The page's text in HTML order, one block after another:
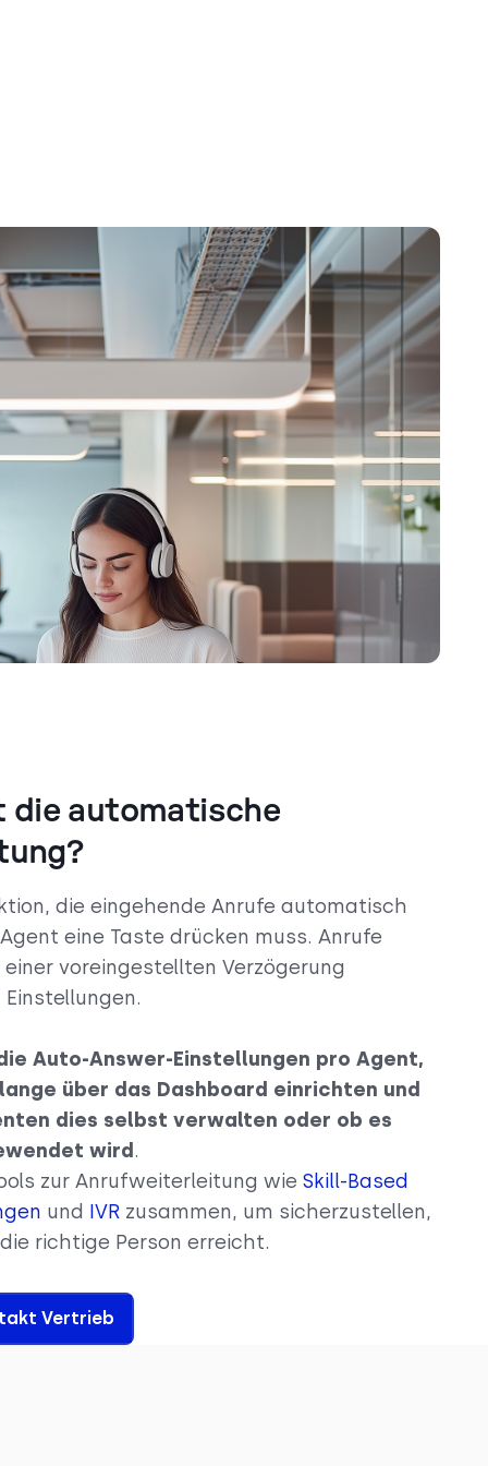
automatische
die eingehende Anrufe automatisch
eine Taste drücken muss. Anrufe
voreingestellten Verzögerung
Auto-Answer-Einstellungen pro Agent,
über das Dashboard einrichten und
dies selbst verwalten oder ob es
wird .
zur Anrufweiterleitung wie Skill-Based
und IVR zusammen, um sicherzustellen,
richtige Person erreicht.
Vertrieb